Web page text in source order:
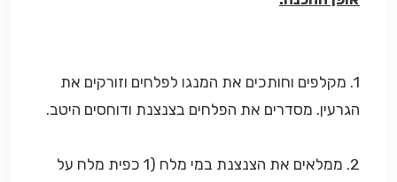
1. מקלפים וחותכים את המנגו לפלחים וזורקים את
הגרעין. מסדרים את הפלחים בצנצנת ודוחסים היטב.
2. ממלאים את הצנצנת במי מלח (1 כפית מלח על